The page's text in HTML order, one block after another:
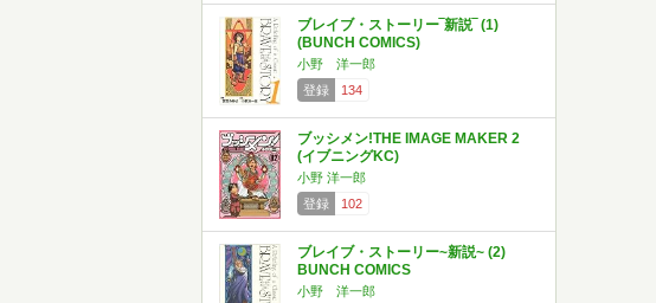
ブレイブ・ストーリー‾新説‾ (1)
(BUNCH COMICS)
小野 洋一郎
登録
134
ブッシメン!THE IMAGE MAKER 2
(イブニングKC)
小野 洋一郎
登録
102
ブレイブ・ストーリー~新説~ (2)
BUNCH COMICS
小野 洋一郎